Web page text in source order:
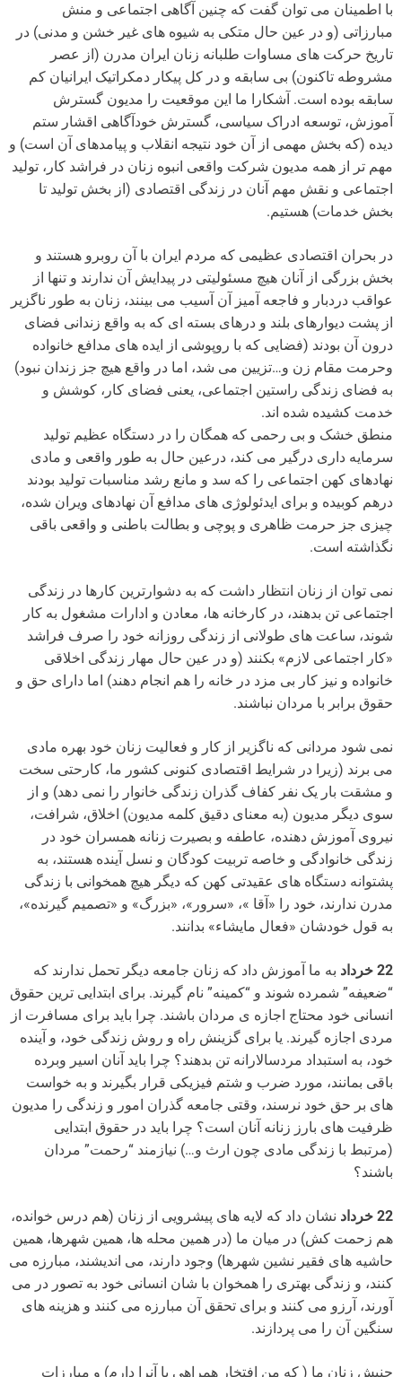
با اطمینان می توان گفت که چنین آگاهی اجتماعی و منش
مبارزاتی (و در عین حال متکی به شیوه های غیر خشن و مدنی) در
تاریخ حرکت های مساوات طلبانه زنان ایران مدرن (از عصر
مشروطه تاکنون) بی سابقه و در کل پیکار دمکراتیک ایرانیان کم
سابقه بوده است. آشکارا ما این موقعیت را مدیون گسترش
آموزش، توسعه ادراک سیاسی، گسترش خودآگاهی اقشار ستم
دیده (که بخش مهمی از آن خود نتیجه انقلاب و پیامدهای آن است) و
مهم تر از همه مدیون شرکت واقعی انبوه زنان در فراشد کار، تولید
اجتماعی و نقش مهم آنان در زندگی اقتصادی (از بخش تولید تا
بخش خدمات) هستیم.
در بحران اقتصادی عظیمی که مردم ایران با آن روبرو هستند و
بخش بزرگی از آنان هیچ مسئولیتی در پیدایش آن ندارند و تنها از
عواقب دردبار و فاجعه آمیز آن آسیب می بینند، زنان به طور ناگزیر
از پشت دیوارهای بلند و درهای بسته ای که به واقع زندانی فضای
درون آن بودند (فضایی که با روپوشی از ایده های مدافع خانواده
وحرمت مقام زن و…تزیین می شد، اما در واقع هیچ جز زندان نبود)
به فضای زندگی راستین اجتماعی، یعنی فضای کار، کوشش و
خدمت کشیده شده اند.
منطق خشک و بی رحمی که همگان را در دستگاه عظیم تولید
سرمایه داری درگیر می کند، درعین حال به طور واقعی و مادی
نهادهای کهن اجتماعی را که سد و مانع رشد مناسبات تولید بودند
درهم کوبیده و برای ایدئولوژی های مدافع آن نهادهای ویران شده،
چیزی جز حرمت ظاهری و پوچی و بطالت باطنی و واقعی باقی
نگذاشته است.
نمی توان از زنان انتظار داشت که به دشوارترین کارها در زندگی
اجتماعی تن بدهند، در کارخانه ها، معادن و ادارات مشغول به کار
شوند، ساعت های طولانی از زندگی روزانه خود را صرف فراشد
«کار اجتماعی لازم» بکنند (و در عین حال مهار زندگی اخلاقی
خانواده و نیز کار بی مزد در خانه را هم انجام دهند) اما دارای حق و
حقوق برابر با مردان نباشند.
نمی شود مردانی که ناگزیر از کار و فعالیت زنان خود بهره مادی
می برند (زیرا در شرایط اقتصادی کنونی کشور ما، کارحتی سخت
و مشقت بار یک نفر کفاف گذران زندگی خانوار را نمی دهد) و از
سوی دیگر مدیون (به معنای دقیق کلمه مدیون) اخلاق، شرافت،
نیروی آموزش دهنده، عاطفه و بصیرت زنانه همسران خود در
زندگی خانوادگی و خاصه تربیت کودگان و نسل آینده هستند، به
پشتوانه دستگاه های عقیدتی کهن که دیگر هیچ همخوانی با زندگی
مدرن ندارند، خود را «آقا »، «سرور»، «بزرگ» و «تصمیم گیرنده»،
به قول خودشان «فعال مایشاء» بدانند.
22 خرداد
به ما آموزش داد که زنان جامعه دیگر تحمل ندارند که
“ضعیفه” شمرده شوند و “کمینه” نام گیرند. برای ابتدایی ترین حقوق
انسانی خود محتاج اجازه ی مردان باشند. چرا باید برای مسافرت از
مردی اجازه گیرند. یا برای گزینش راه و روش زندگی خود، و آینده
خود، به استبداد مردسالارانه تن بدهند؟ چرا باید آنان اسیر وبرده
باقی بمانند، مورد ضرب و شتم فیزیکی قرار بگیرند و به خواست
های بر حق خود نرسند، وقتی جامعه گذران امور و زندگی را مدیون
ظرفیت های بارز زنانه آنان است؟ چرا باید در حقوق ابتدایی
(مرتبط با زندگی مادی چون ارث و…) نیازمند “رحمت” مردان
باشند؟
22 خرداد
نشان داد که لایه های پیشرویی از زنان (هم درس خوانده،
هم زحمت کش) در میان ما (در همین محله ها، همین شهرها، همین
حاشیه های فقیر نشین شهرها) وجود دارند، می اندیشند، مبارزه می
کنند، و زندگی بهتری را همخوان با شان انسانی خود به تصور در می
آورند، آرزو می کنند و برای تحقق آن مبارزه می کنند و هزینه های
سنگین آن را می پردازند.
جنبش زنان ما ( که من افتخار همراهی با آنرا دارم) و مبارزات